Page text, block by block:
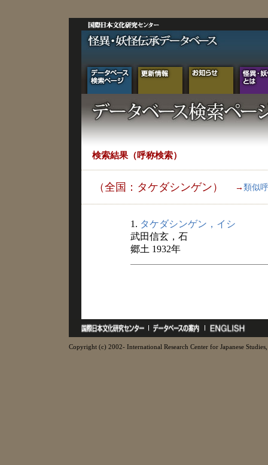
検索結果（呼称検索）
（全国：タケダシンゲン） → 類似
1. タケダシンゲン，イシ
武田信玄，石
郷土 1932年
Copyright (c) 2002- International Research Center for Japanese